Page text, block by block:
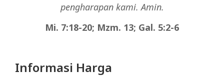
pengharapan kami. Amin.
Mi. 7:18-20; Mzm. 13; Gal. 5:2-6
Informasi Harga